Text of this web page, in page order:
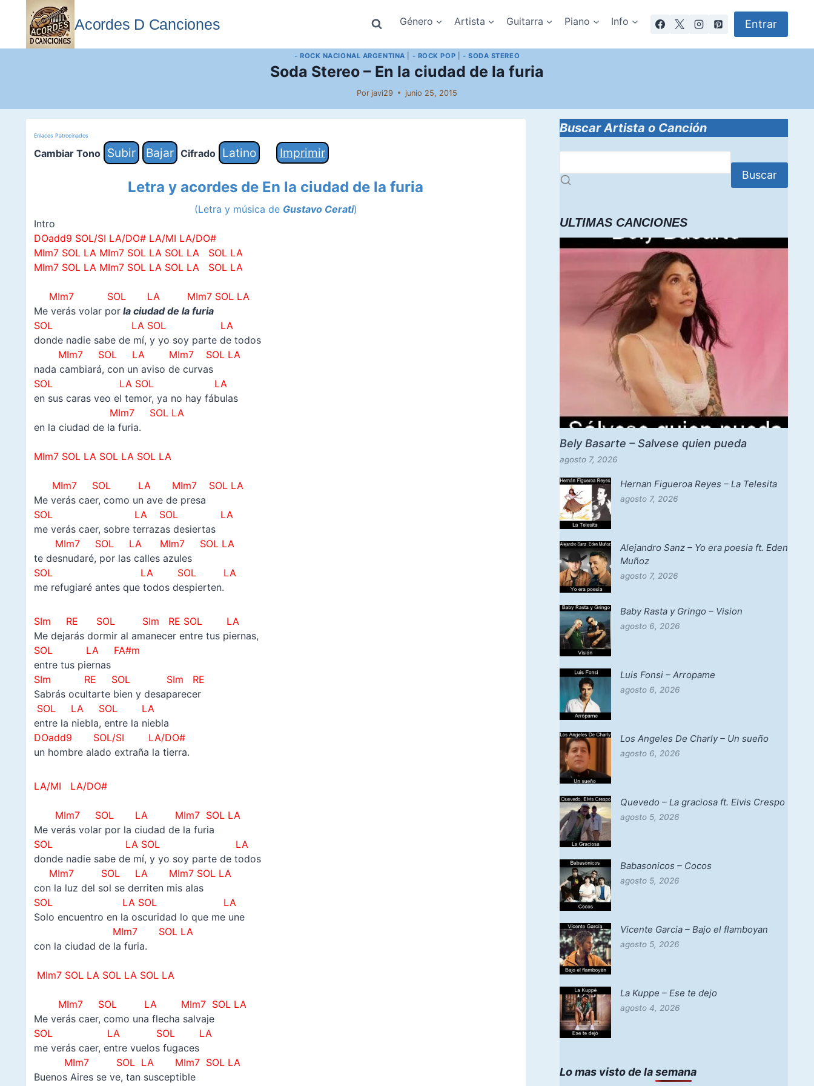
contenido
Acordes D Canciones Género Artista Guitarra Piano Info Entrar
- ROCK NACIONAL ARGENTINA - ROCK POP - SODA STEREO
Soda Stereo – En la ciudad de la furia
Por javi29 junio 25, 2015
Enlaces Patrocinados
Cambiar Tono Subir Bajar Cifrado Latino Imprimir
Letra y acordes de En la ciudad de la furia
(Letra y música de Gustavo Cerati)
Intro
DOadd9 SOL/SI LA/DO# LA/MI LA/DO#
MIm7 SOL LA MIm7 SOL LA SOL LA SOL LA
MIm7 SOL LA MIm7 SOL LA SOL LA SOL LA
MIm7 SOL LA MIm7 SOL LA
Me verás volar porla ciudad de la furia
SOL LA SOL LA
donde nadie sabe de mí, y yo soy parte de todos
MIm7 SOL LA MIm7 SOL LA
nada cambiará, con un aviso de curvas
SOL LA SOL LA
en sus caras veo el temor, ya no hay fábulas
MIm7 SOL LA
en la ciudad de la furia.
MIm7 SOL LA SOL LA SOL LA
MIm7 SOL LA MIm7 SOL LA
Me verás caer, como un ave de presa
SOL LA SOL LA
me verás caer, sobre terrazas desiertas
MIm7 SOL LA MIm7 SOL LA
te desnudaré, por las calles azules
SOL LA SOL LA
me refugiaré antes que todos despierten.
SIm RE SOL SIm RE SOL LA
Me dejarás dormir al amanecer entre tus piernas,
SOL LA FA#m
entre tus piernas
SIm RE SOL SIm RE
Sabrás ocultarte bien y desaparecer
SOL LA SOL LA
entre la niebla, entre la niebla
DOadd9 SOL/SI LA/DO#
un hombre alado extraña la tierra.
LA/MI LA/DO#
MIm7 SOL LA MIm7 SOL LA
Me verás volar por la ciudad de la furia
SOL LA SOL LA
donde nadie sabe de mí, y yo soy parte de todos
MIm7 SOL LA MIm7 SOL LA
con la luz del sol se derriten mis alas
SOL LA SOL LA
Solo encuentro en la oscuridad lo que me une
MIm7 SOL LA
con la ciudad de la furia.
MIm7 SOL LA SOL LA SOL LA
MIm7 SOL LA MIm7 SOL LA
Me verás caer, como una flecha salvaje
SOL LA SOL LA
me verás caer, entre vuelos fugaces
MIm7 SOL LA MIm7 SOL LA
Buenos Aires se ve, tan susceptible
Buscar Artista o Canción
Buscar
ULTIMAS CANCIONES
Bely Basarte – Salvese quien pueda
agosto 7, 2026
Hernan Figueroa Reyes – La Telesita
agosto 7, 2026
Alejandro Sanz – Yo era poesia ft. Eden
Muñoz
agosto 7, 2026
Baby Rasta y Gringo – Vision
agosto 6, 2026
Luis Fonsi – Arropame
agosto 6, 2026
Los Angeles De Charly – Un sueño
agosto 6, 2026
Quevedo – La graciosa ft. Elvis Crespo
agosto 5, 2026
Babasonicos – Cocos
agosto 5, 2026
Vicente Garcia – Bajo el flamboyan
agosto 5, 2026
La Kuppe – Ese te dejo
agosto 4, 2026
Lo mas visto de la semana